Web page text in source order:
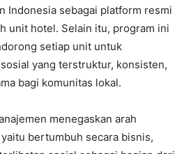
Indonesia sebagai platform resmi
unit hotel. Selain itu, program ini
setiap unit untuk
yang terstruktur, konsisten,
bagi komunitas lokal.
menegaskan arah
bertumbuh secara bisnis,